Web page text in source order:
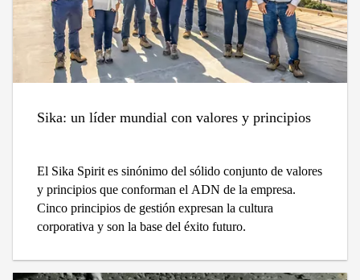
Sika: un líder mundial con valores y principios
El Sika Spirit es sinónimo del sólido conjunto de valores
y principios que conforman el ADN de la empresa.
Cinco principios de gestión expresan la cultura
corporativa y son la base del éxito futuro.